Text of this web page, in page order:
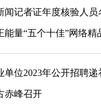
闻记者证年度核验人员
量“五个十佳”网络精
位2023年公开招聘
赤峰召开